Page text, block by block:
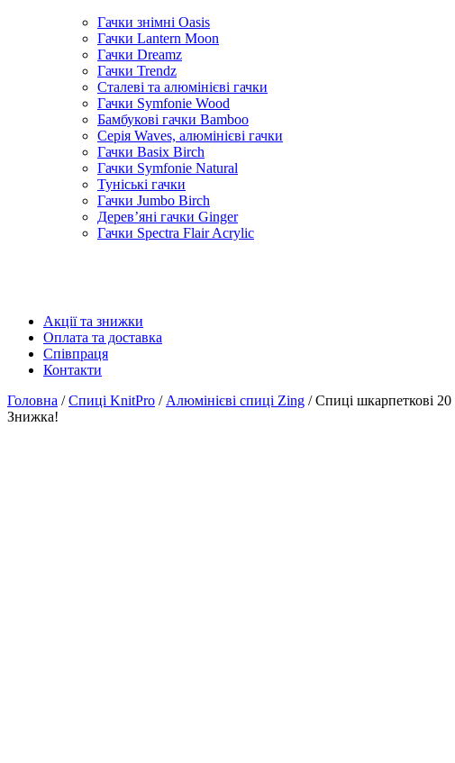
Гачки знімні Oasis
Гачки Lantern Moon
Гачки Dreamz
Гачки Trendz
Сталеві та алюмінієві гачки
Гачки Symfonie Wood
Бамбукові гачки Bamboo
Серія Waves, алюмінієві гачки
Гачки Basix Birch
Гачки Symfonie Natural
Туніські гачки
Гачки Jumbo Birch
Дерев’яні гачки Ginger
Гачки Spectra Flair Acrylic
Акції та знижки
Оплата та доставка
Співпраця
Контакти
Головна /Спиці KnitPro / Алюмінієві спиці Zing / Спиці шкарпеткові
Знижка!